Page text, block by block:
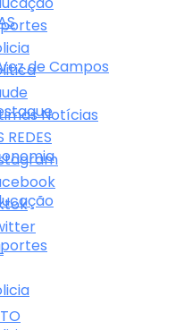
de Campos
Notícias
REDES